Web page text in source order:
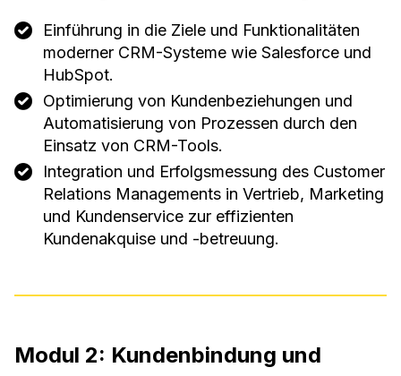
Einführung in die Ziele und Funktionalitäten
moderner CRM-Systeme wie Salesforce und
HubSpot.
Optimierung von Kundenbeziehungen und
Automatisierung von Prozessen durch den
Einsatz von CRM-Tools.
Integration und Erfolgsmessung des Customer
Relations Managements in Vertrieb, Marketing
und Kundenservice zur effizienten
Kundenakquise und -betreuung.
Modul 2: Kundenbindung und